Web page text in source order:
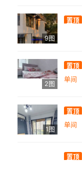
9图
置顶
2图
置顶
单间
1图
置顶
单间
置顶